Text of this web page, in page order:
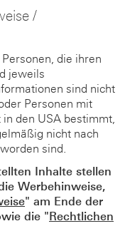
/
die ihren
jeweils
sind nicht
Personen mit
den USA bestimmt,
nicht nach
sind.
Inhalte stellen
Werbehinweise,
" am Ende der
die "Rechtlichen